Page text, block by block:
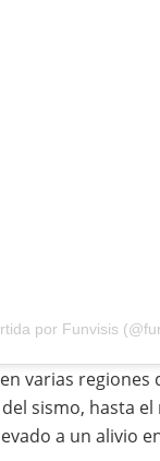
por Funvisis
varias
sismo, hasta
a un alivio